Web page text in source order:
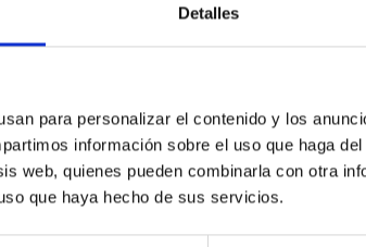
Detalles
para personalizar el contenido y los
información sobre el uso que haga
web, quienes pueden combinarla con otra
que haya hecho de sus servicios.